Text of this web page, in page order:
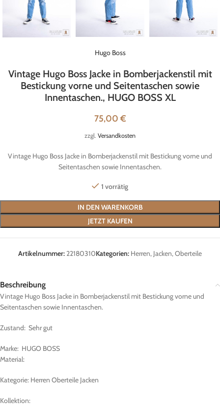
Hugo Boss
Vintage Hugo Boss Jacke in Bomberjackenstil mit
Bestickung vorne und Seitentaschen sowie
Innentaschen., HUGO BOSS XL
75,00 €
zzgl. Versandkosten
Vintage Hugo Boss Jacke in Bomberjackenstil mit Bestickung vorne und
Seitentaschen sowie Innentaschen.
1 vorrätig
IN DEN WARENKORB
JETZT KAUFEN
Artikelnummer: 22180310Kategorien: Herren, Jacken, Oberteile
Beschreibung
Vintage Hugo Boss Jacke in Bomberjackenstil mit Bestickung vorne und
Seitentaschen sowie Innentaschen.
Zustand: Sehr gut
Marke: HUGO BOSS
Material:
Kategorie: Herren Oberteile Jacken
Kollektion: